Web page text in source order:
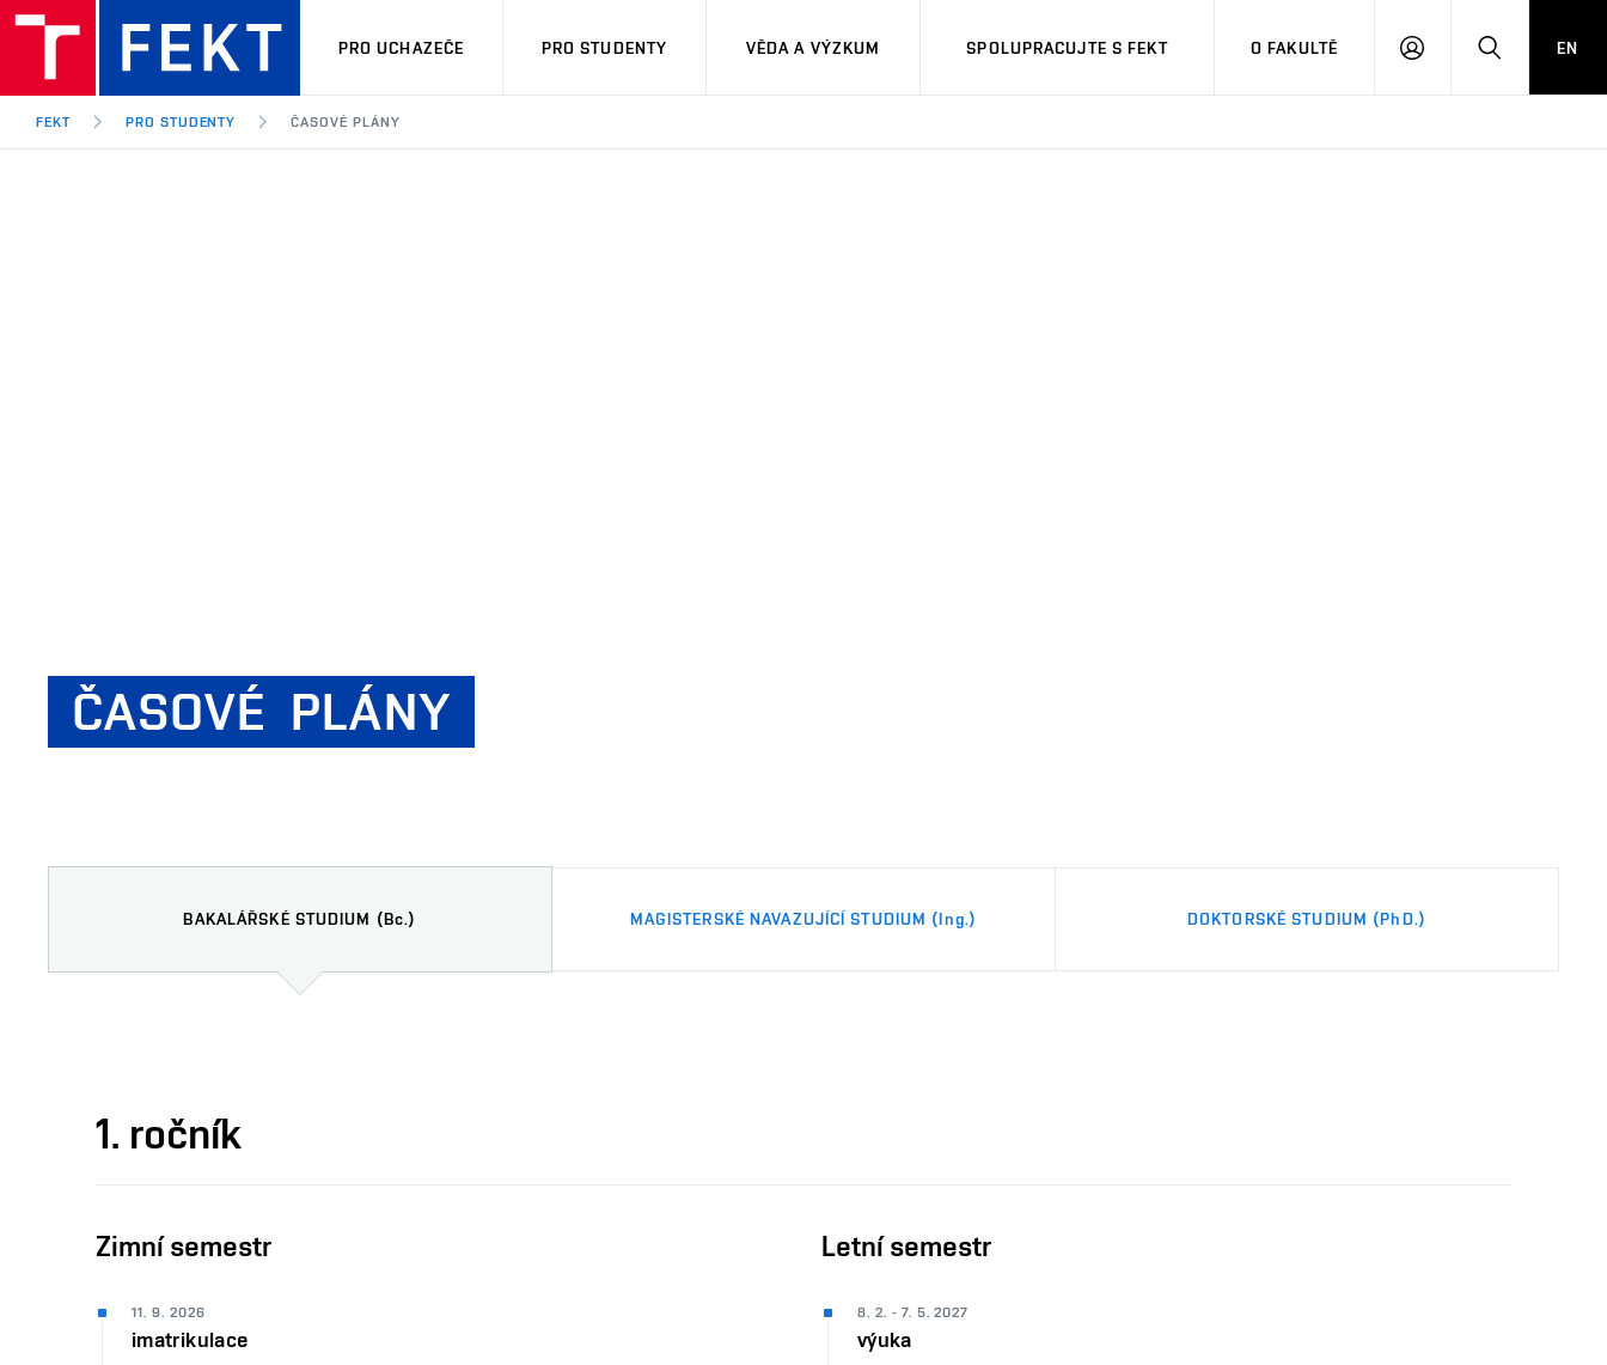
PRO UCHAZEČE PRO STUDENTY VĚDA A VÝZKUM SPOLUPRACUJTE S FEKT O FAKULTĚ
PŘIHLÁSITHLEDAT
EN
FEKT PRO STUDENTY ČASOVÉ PLÁNY
ČASOVÉ PLÁNY
BAKALÁŘSKÉ STUDIUM (Bc.) MAGISTERSKÉ NAVAZUJÍCÍ STUDIUM (Ing.) DOKTORSKÉ STUDIUM (PhD.)
1. ročník
Zimní semestr
11. 9. 2026
imatrikulace
Letní semestr
8. 2. - 7. 5. 2027
výuka